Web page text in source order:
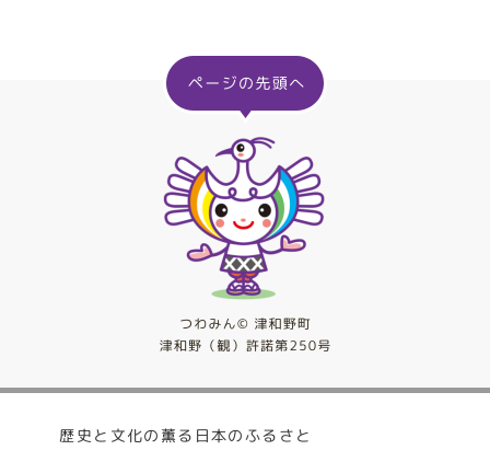
歴史と文化の薫る日本のふるさと